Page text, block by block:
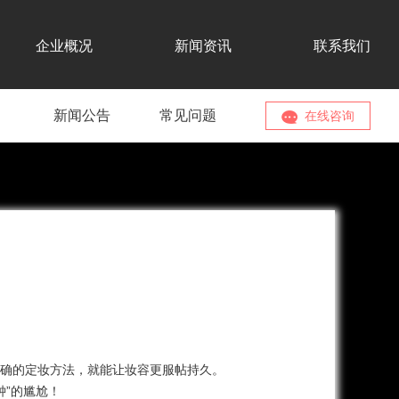
企业概况 新闻资讯 联系我们
在线咨询
新闻公告 常见问题
定妆方法，就能让妆容更服帖持久。
”的尴尬！